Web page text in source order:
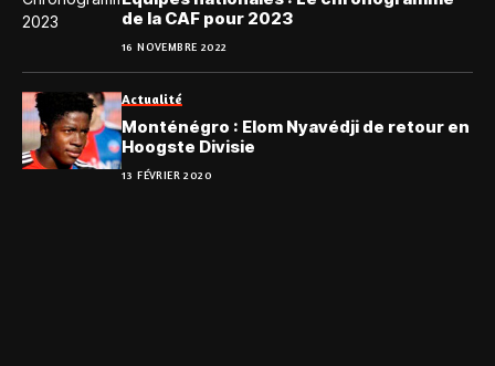
de la CAF pour 2023
16 NOVEMBRE 2022
Actualité
Monténégro : Elom Nyavédji de retour en
Hoogste Divisie
13 FÉVRIER 2020